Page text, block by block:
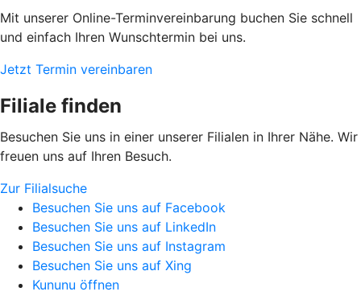
Mit unserer Online-Terminvereinbarung buchen Sie schnell
und einfach Ihren Wunschtermin bei uns.
Jetzt Termin vereinbaren
Filiale finden
Besuchen Sie uns in einer unserer Filialen in Ihrer Nähe. Wir
freuen uns auf Ihren Besuch.
Zur Filialsuche
Besuchen Sie uns auf Facebook
Besuchen Sie uns auf LinkedIn
Besuchen Sie uns auf Instagram
Besuchen Sie uns auf Xing
Kununu öffnen